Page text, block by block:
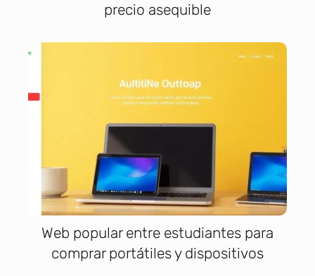
precio asequible
Web popular entre estudiantes para
comprar portátiles y dispositivos